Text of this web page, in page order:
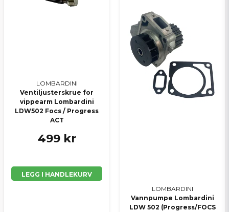
LOMBARDINI
Ventiljusterskrue for
vippearm Lombardini
LDW502 Focs / Progress
ACT
499 kr
LEGG I HANDLEKURV
LOMBARDINI
Vannpumpe Lombardini
LDW 502 (Progress/FOCS
Send spørsmål